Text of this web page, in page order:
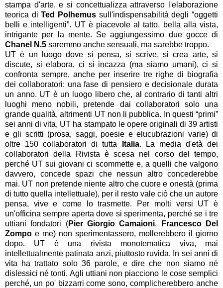
stampa d'arte, e si concettualizza attraverso l'elaborazione
teorica diTed Polhemus sull'indispensabilità degli “oggetti
belli e intelligenti”. UT è piacevole al tatto, bella alla vista,
intrigante per la mente. Se aggiungessimo due gocce di
Chanel N.5 saremmo anche sensuali, ma sarebbe troppo.
UT è un luogo dove si pensa, si scrive, si crea arte, si
discute, si elabora, ci si incazza (ma siamo umani), ci si
confronta sempre, anche per inserire tre righe di biografia
dei collaboratori: una fase di pensiero e decisionale durata
un anno. UT è un luogo libero che, al contrario di tanti altri
luoghi meno nobili, pretende dai collaboratori solo una
grande qualità, altrimenti UT non li pubblica. In questi “primi”
sei anni di vita, UT ha stampato le opere originali di 39 artisti
e gli scritti (prosa, saggi, poesie e elucubrazioni varie) di
oltre 150 collaboratori di tutta
Italia. La media d'età dei
collaboratori della Rivista è scesa nel corso del tempo,
perché UT sui giovani ci scommette e, a quelli che valgono
davvero, concede spazi che nessun altro concederebbe
mai. UT non pretende niente altro che cuore e onestà (prima
di tutto quella intellettuale), per il resto vale ciò che un autore
pensa, vive e come lo trasmette. Per molti versi UT è
un'officina sempre aperta dove si sperimenta, perché se i tre
uttiani fondatori (Pier Giorgio Camaioni,
Francesco Del
Zompo e me) non sperimentassero, mollerebbero il giorno
dopo. UT è una rivista monotematica viva, mai
intellettualmente patinata anzi, piuttosto ruvida. In sei anni di
vita ha trattato solo 36 parole, e dire che non siamo né
dislessici né tonti. Agli uttiani non piacciono le cose semplici
perché, un po' bizzarri come sono, complicherebbero anche